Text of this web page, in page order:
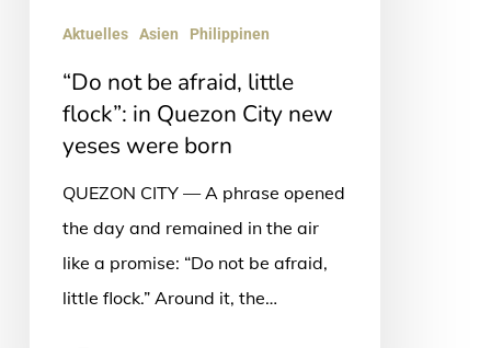
new
yeses
were
born
Aktuelles Asien Philippinen
“Do not be afraid, little
flock”: in Quezon City new
yeses were born
QUEZON CITY — A phrase opened
the day and remained in the air
like a promise: “Do not be afraid,
little flock.” Around it, the…